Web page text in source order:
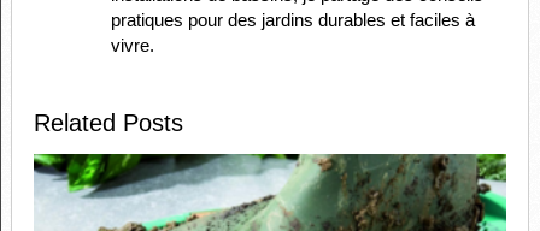
pratiques pour des jardins durables et faciles à
vivre.
Related Posts